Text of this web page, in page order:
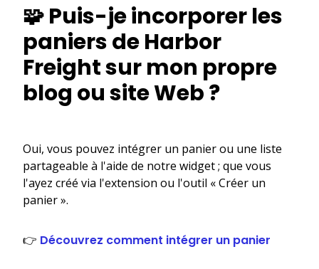
🧩 Puis-je incorporer les
paniers de Harbor
Freight sur mon propre
blog ou site Web ?
Oui, vous pouvez intégrer un panier ou une liste
partageable à l'aide de notre widget ; que vous
l'ayez créé via l'extension ou l'outil « Créer un
panier ».
👉 Découvrez comment intégrer un panier